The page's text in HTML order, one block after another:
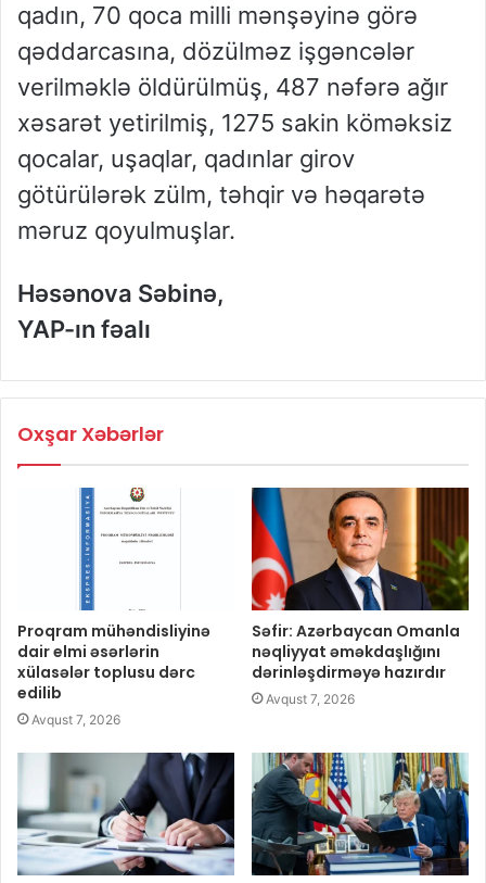
qadın, 70 qoca milli mənşəyinə görə
qəddarcasına, dözülməz işgəncələr
verilməklə öldürülmüş, 487 nəfərə ağır
xəsarət yetirilmiş, 1275 sakin köməksiz
qocalar, uşaqlar, qadınlar girov
götürülərək zülm, təhqir və həqarətə
məruz qoyulmuşlar.
Həsənova Səbinə,
YAP-ın fəalı
Oxşar Xəbərlər
Proqram mühəndisliyinə
dair elmi əsərlərin
xülasələr toplusu dərc
edilib
Avqust 7, 2026
Səfir: Azərbaycan Omanla
nəqliyyat əməkdaşlığını
dərinləşdirməyə hazırdır
Avqust 7, 2026